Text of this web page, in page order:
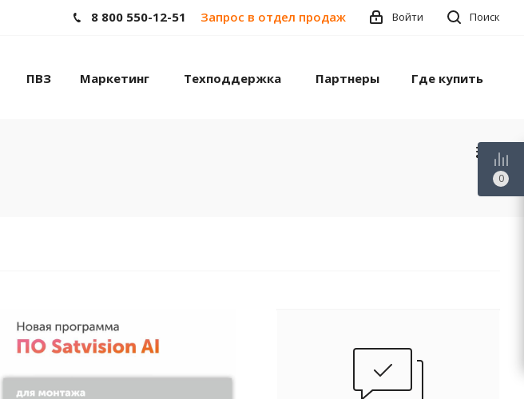
Поиск
Войти
8 800 550-12-51 Запрос в отдел продаж
ПВЗ Маркетинг Техподдержка Партнеры Где купить
0